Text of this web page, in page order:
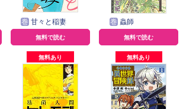
巻 甘々と稲妻
無料で読む
巻蟲師
無料で読む
無料あり 無料あり